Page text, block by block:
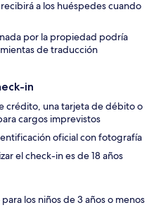
a los huéspedes cuando
por la propiedad podría
de traducción
in
crédito, una tarjeta de débito o
cargos imprevistos
oficial con fotografía
el check-in es de 18 años
los niños de 3 años o menos